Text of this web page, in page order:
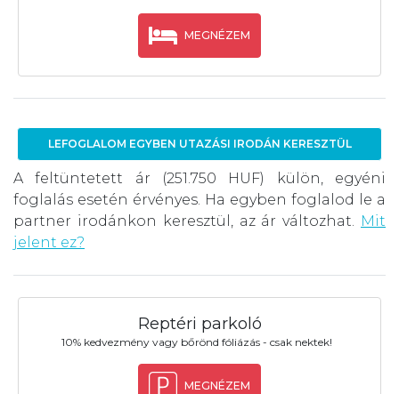
MEGNÉZEM
LEFOGLALOM EGYBEN UTAZÁSI IRODÁN KERESZTÜL
A feltüntetett ár (251.750 HUF) külön, egyéni
foglalás esetén érvényes. Ha egyben foglalod le a
partner irodánkon keresztül, az ár változhat. Mit
jelent ez?
Reptéri parkoló
10% kedvezmény vagy bőrönd fóliázás - csak nektek!
MEGNÉZEM